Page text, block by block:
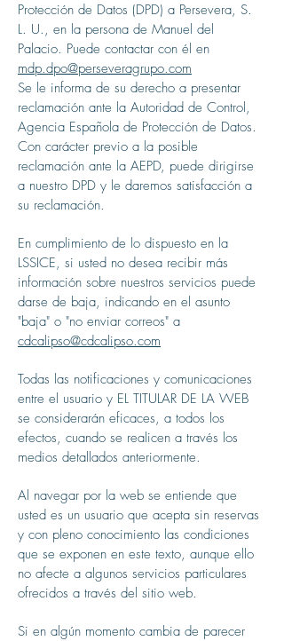
Protección de Datos (DPD) a Persevera, S.
L. U., en la persona de Manuel del
Palacio. Puede contactar con él en
mdp.dpo@perseveragrupo.com
Se le informa de su derecho a presentar
reclamación ante la Autoridad de Control,
Agencia Española de Protección de Datos.
Con carácter previo a la posible
reclamación ante la AEPD, puede dirigirse
a nuestro DPD y le daremos satisfacción a
su reclamación.
En cumplimiento de lo dispuesto en la
LSSICE, si usted no desea recibir más
información sobre nuestros servicios puede
darse de baja, indicando en el asunto
"baja" o "no enviar correos" a
cdcalipso@cdcalipso.com
Todas las notificaciones y comunicaciones
entre el usuario y EL TITULAR DE LA WEB
se considerarán eficaces, a todos los
efectos, cuando se realicen a través los
medios detallados anteriormente.
Al navegar por la web se entiende que
usted es un usuario que acepta sin reservas
y con pleno conocimiento las condiciones
que se exponen en este texto, aunque ello
no afecte a algunos servicios particulares
ofrecidos a través del sitio web.
Si en algún momento cambia de parecer